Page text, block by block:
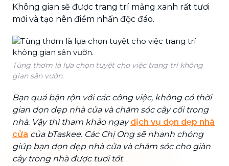
Không gian sẽ được trang trí mảng xanh rất tươi
mới và tạo nên điểm nhấn độc đáo.
Tùng thơm là lựa chọn tuyệt cho việc trang trí không
gian sân vườn.
Bạn quá bận rộn với các công việc, không có thời
gian dọn dẹp nhà cửa và chăm sóc cây cối trong
nhà. Vậy thì tham khảo ngaydịch vụ dọn dẹp nhà
cửa của bTaskee. Các Chị Ong sẽ nhanh chóng
giúp bạn dọn dẹp nhà cửa và chăm sóc cho giàn
cây trong nhà được tươi tốt